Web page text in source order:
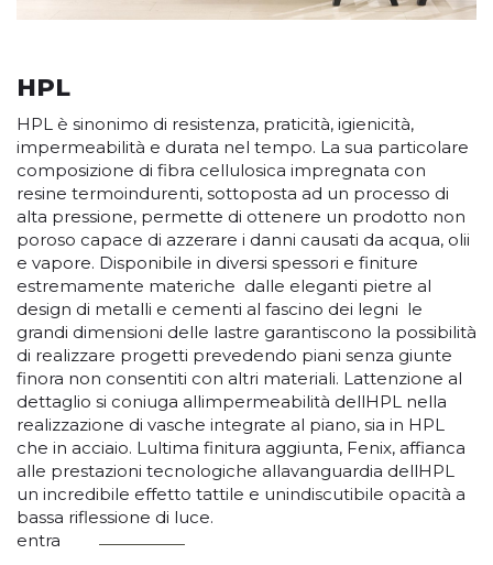
HPL
HPL è sinonimo di resistenza, praticità, igienicità,
impermeabilità e durata nel tempo. La sua particolare
composizione di fibra cellulosica impregnata con
resine termoindurenti, sottoposta ad un processo di
alta pressione, permette di ottenere un prodotto non
poroso capace di azzerare i danni causati da acqua, olii
e vapore. Disponibile in diversi spessori e finiture
estremamente materiche  dalle eleganti pietre al
design di metalli e cementi al fascino dei legni  le
grandi dimensioni delle lastre garantiscono la possibilità
di realizzare progetti prevedendo piani senza giunte
finora non consentiti con altri materiali. Lattenzione al
dettaglio si coniuga allimpermeabilità dellHPL nella
realizzazione di vasche integrate al piano, sia in HPL
che in acciaio. Lultima finitura aggiunta, Fenix, affianca
alle prestazioni tecnologiche allavanguardia dellHPL
un incredibile effetto tattile e unindiscutibile opacità a
bassa riflessione di luce.
entra